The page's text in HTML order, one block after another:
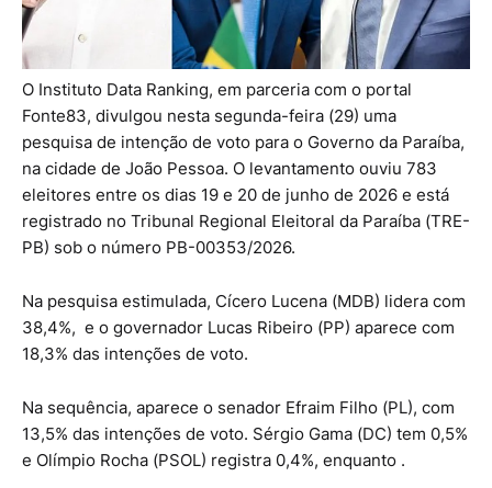
O Instituto Data Ranking, em parceria com o portal
Fonte83, divulgou nesta segunda-feira (29) uma
pesquisa de intenção de voto para o Governo da Paraíba,
na cidade de João Pessoa. O levantamento ouviu 783
eleitores entre os dias 19 e 20 de junho de 2026 e está
registrado no Tribunal Regional Eleitoral da Paraíba (TRE-
PB) sob o número PB-00353/2026.
Na pesquisa estimulada, Cícero Lucena (MDB) lidera com
38,4%, e o governador Lucas Ribeiro (PP) aparece com
18,3% das intenções de voto.
Na sequência, aparece o senador Efraim Filho (PL), com
13,5% das intenções de voto. Sérgio Gama (DC) tem 0,5%
e Olímpio Rocha (PSOL) registra 0,4%, enquanto .